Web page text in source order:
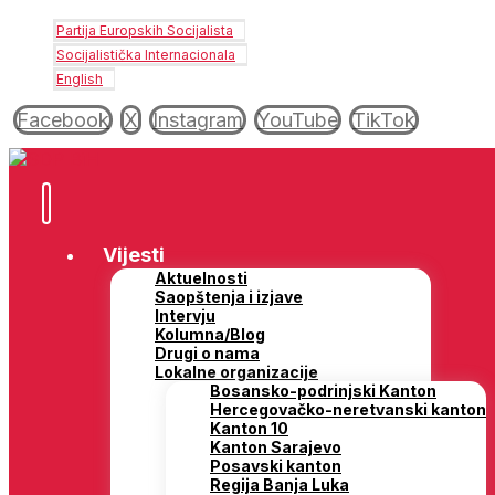
Partija Europskih Socijalista
Socijalistička Internacionala
English
Facebook X Instagram YouTube TikTok
Vijesti
Aktuelnosti
Saopštenja i izjave
Intervju
Kolumna/Blog
Drugi o nama
Lokalne organizacije
Bosansko-podrinjski Kanton
Hercegovačko-neretvanski kanton
Kanton 10
Kanton Sarajevo
Posavski kanton
Regija Banja Luka